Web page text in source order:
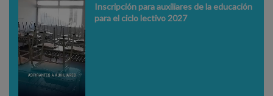
Inscripción para auxiliares de la educación
para el ciclo lectivo 2027